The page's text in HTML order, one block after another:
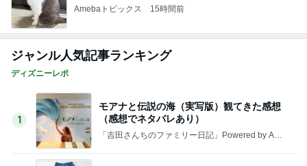
ba 吉田さんファミリーオフィシャルブログ
2
戦いだった！イギリスから参戦LITTC✖️LINK
しまむらディズニーコラボ！ダッフィー新商
品の話
3
【読者さんのひとりごと】キャストの質が…